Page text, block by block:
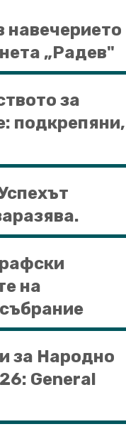
навечерието
„Радев"
за
подкрепяни,
на
за Народно
General